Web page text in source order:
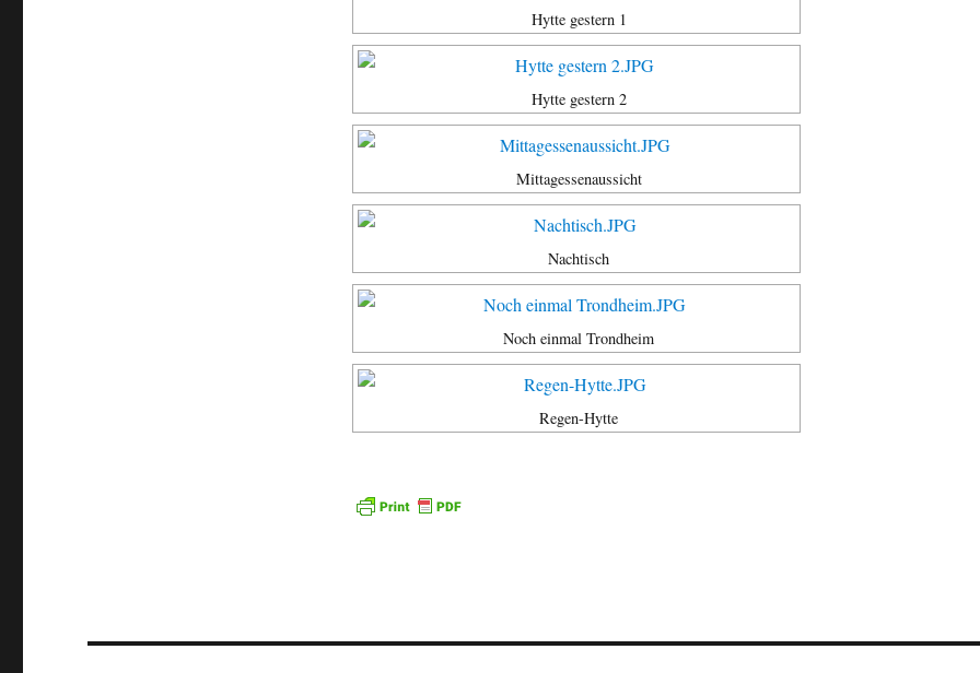
Hytte gestern 1
Hytte gestern 2
Mittagessenaussicht
Nachtisch
Noch einmal Trondheim
Regen-Hytte